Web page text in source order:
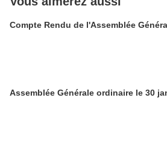
Compte Rendu de l'Assemblée
Assemblée Générale ordinaire le 30